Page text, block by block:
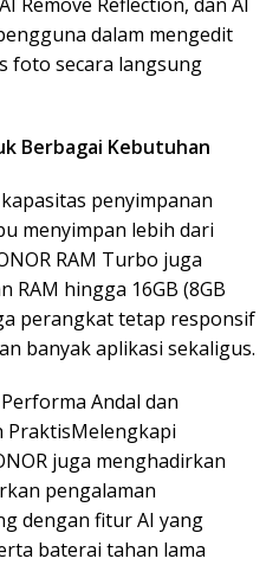
dalam mengedit
foto secara langsung
Berbagai Kebutuhan
penyimpanan
menyimpan lebih dari
RAM Turbo juga
RAM hingga 16GB (8GB
perangkat tetap responsif
banyak aplikasi sekaligus.
Andal dan
PraktisMelengkapi
juga menghadirkan
pengalaman
dengan fitur AI yang
baterai tahan lama